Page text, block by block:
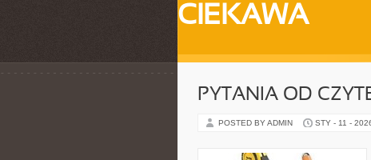
CIEKAWA
PYTANIA OD
POSTED BY ADMIN STY - 11 -